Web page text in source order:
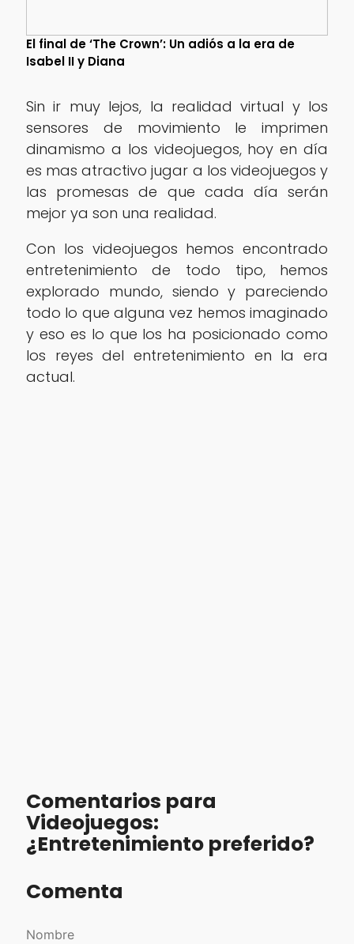
El final de ‘The Crown’: Un adiós a la era de
Isabel II y Diana
Sin ir muy lejos, la realidad virtual y los
sensores de movimiento le imprimen
dinamismo a los videojuegos, hoy en día
es mas atractivo jugar a los videojuegos y
las promesas de que cada día serán
mejor ya son una realidad.
Con los videojuegos hemos encontrado
entretenimiento de todo tipo, hemos
explorado mundo, siendo y pareciendo
todo lo que alguna vez hemos imaginado
y eso es lo que los ha posicionado como
los reyes del entretenimiento en la era
actual.
Comentarios para
Videojuegos:
¿Entretenimiento preferido?
Comenta